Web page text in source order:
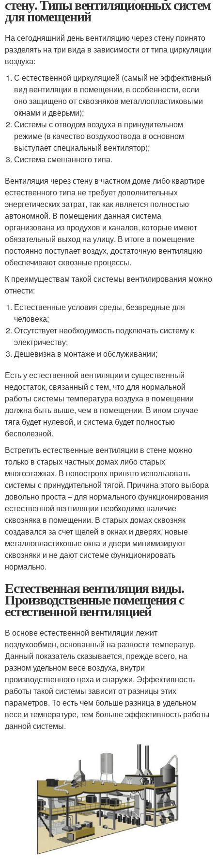
стену. Типы вентиляционных систем
для помещений
На сегодняшний день вентиляцию через стену принято
разделять на три вида в зависимости от типа циркуляции
воздуха:
С естественной циркуляцией (самый не эффективный
вид вентиляции в помещении, в особенности, если
оно защищено от сквозняков металлопластиковыми
окнами и дверьми);
Системы с отводом воздуха в принудительном
режиме (в качество воздухоотвода в основном
выступает специальный вентилятор);
Система смешанного типа.
Вентиляция через стену в частном доме либо квартире
естественного типа не требует дополнительных
энергетических затрат, так как является полностью
автономной. В помещении данная система
организована из продухов и каналов, которые имеют
обязательный выход на улицу. В итоге в помещение
постоянно поступает воздух, достаточную вентиляцию
обеспечивают сквозные процессы.
К преимуществам такой системы вентилирования можно
отнести:
Естественные условия среды, безвредные для
человека;
Отсутствует необходимость подключать систему к
электричеству;
Дешевизна в монтаже и обслуживании;
Есть у естественной вентиляции и существенный
недостаток, связанный с тем, что для нормальной
работы системы температура воздуха в помещении
должна быть выше, чем в помещении. В ином случае
тяга будет нулевой, и система будет полностью
бесполезной.
Встретить естественные вентиляции в стене можно
только в старых частных домах либо старых
многоэтажках. В новостроях принято использовать
системы с принудительной тягой. Причина этого выбора
довольно проста – для нормального функционирования
естественной вентиляции необходимо наличие
сквозняка в помещении. В старых домах сквозняк
создавался за счет щелей в окнах и дверях, новые
металлопластиковые окна и двери минимизируют
сквозняки и не дают системе функционировать
нормально.
Естественная вентиляция виды.
Производственные помещения с
естественной вентиляцией
В основе естественной вентиляции лежит
воздухообмен, основанный на разности температур.
Данный показатель сказывается, прежде всего, на
разном удельном весе воздуха, внутри
производственного цеха и снаружи. Эффективность
работы такой системы зависит от разницы этих
параметров. То есть чем больше разница в удельном
весе и температуре, тем больше эффективность работы
данной системы.